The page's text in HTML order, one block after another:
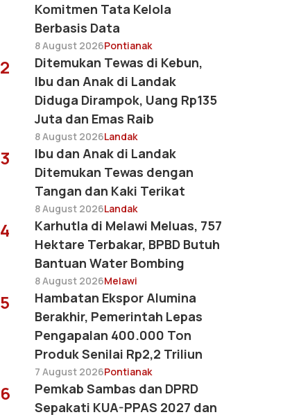
Komitmen Tata Kelola
Berbasis Data
8 August 2026Pontianak
2
Ditemukan Tewas di Kebun,
Ibu dan Anak di Landak
Diduga Dirampok, Uang Rp135
Juta dan Emas Raib
8 August 2026Landak
3
Ibu dan Anak di Landak
Ditemukan Tewas dengan
Tangan dan Kaki Terikat
8 August 2026Landak
4
Karhutla di Melawi Meluas, 757
Hektare Terbakar, BPBD Butuh
Bantuan Water Bombing
8 August 2026Melawi
5
Hambatan Ekspor Alumina
Berakhir, Pemerintah Lepas
Pengapalan 400.000 Ton
Produk Senilai Rp2,2 Triliun
7 August 2026Pontianak
6
Pemkab Sambas dan DPRD
Sepakati KUA-PPAS 2027 dan